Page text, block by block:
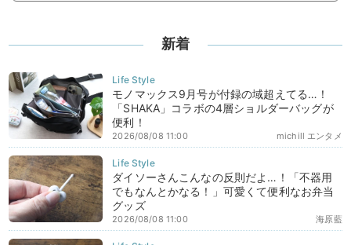
新着
モノマックス9月号が付録の域超えてる…！
「SHAKA」コラボの4層ショルダーバッグが
便利！
michill エンタメ
2026/08/08 11:00
ダイソーさんこんなの反則だよ…！「不器用
でもなんとかなる！」可愛くて便利なお弁当
グッズ
海原藍
2026/08/08 11:00